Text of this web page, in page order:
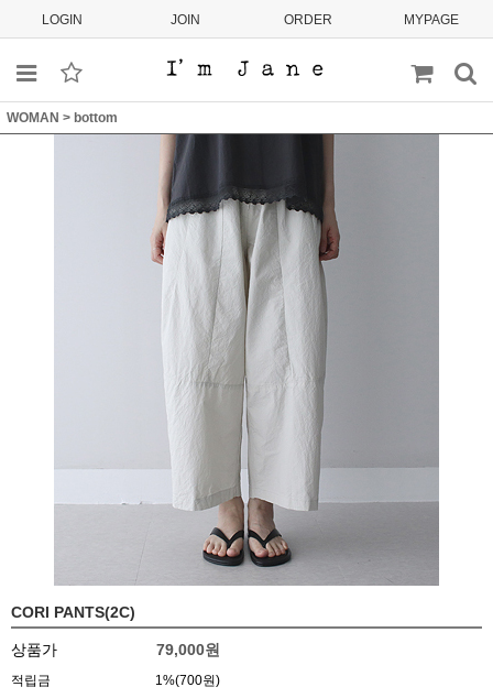
LOGIN JOIN ORDER MYPAGE
WOMAN > bottom
CORI PANTS(2C)
상품가 79,000원
적립금 1%(700원)